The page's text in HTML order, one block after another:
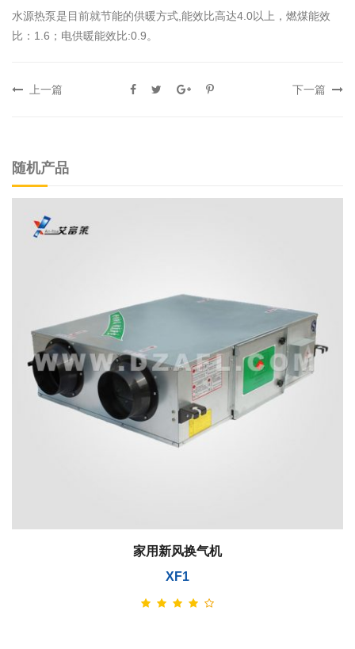
水源热泵是目前就节能的供暖方式,能效比高达4.0以上，燃煤能效
比：1.6；电供暖能效比:0.9。
上一篇 下一篇
随机产品
家用新风换气机
XF1